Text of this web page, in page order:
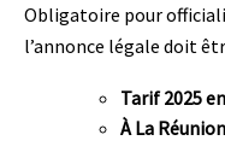
Obligatoire pour
l’annonce légale doit
Tarif 2025
À La